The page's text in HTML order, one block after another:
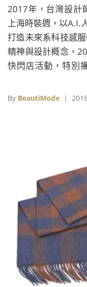
2017年，台灣設計
上海時裝週，以A.I.
打造未來系科技感
精神與設計概念，
快閃店活動，特別
衣間」的數位互動
By BeautiMode |